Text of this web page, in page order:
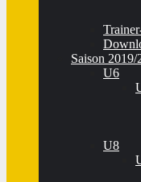
Saison 2019/
U6
U8